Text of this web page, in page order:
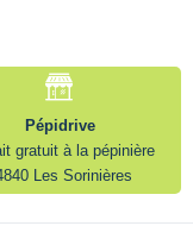
Pépidrive
gratuit à la pépinière
Les Sorinières